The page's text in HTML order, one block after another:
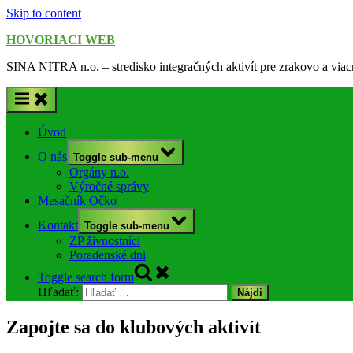
Skip to content
HOVORIACI WEB
SINA NITRA n.o. – stredisko integračných aktivít pre zrakovo a
Úvod
O nás Toggle sub-menu
Orgány n.o.
Výročné správy
Mesačník Očko
Kontakt Toggle sub-menu
ZP živnostníci
Poradenské dni
Toggle search form
Hľadať:
Zapojte sa do klubových aktivít